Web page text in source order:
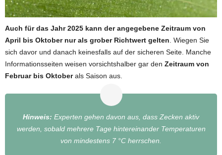
Auch für das Jahr 2025 kann der angegebene Zeitraum von
April bis Oktober nur als grober Richtwert gelten . Wiegen Sie
sich davor und danach keinesfalls auf der sicheren Seite. Manche
Informationsseiten weisen vorsichtshalber gar den Zeitraum von
Februar bis Oktoberals Saison aus.
Hinweis: Experten gehen davon aus, dass Zecken aktiv
werden, sobald mehrere Tage hintereinander Temperaturen
von mindestens 7 °C herrschen.